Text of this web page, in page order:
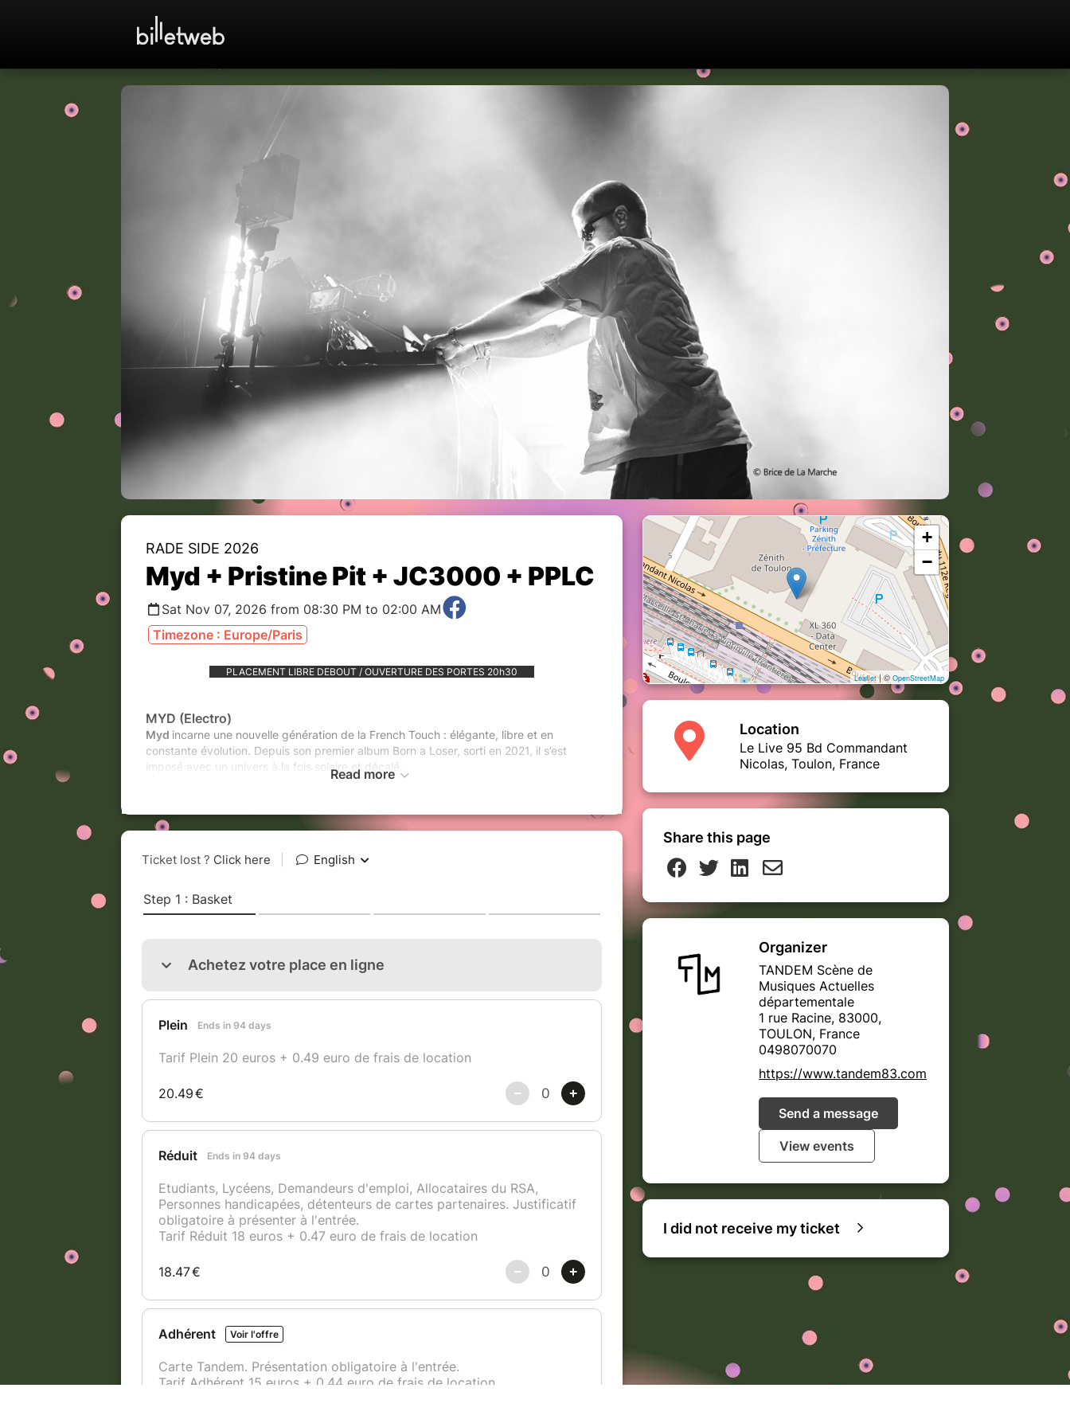
RADE SIDE 2026
Myd + Pristine Pit + JC3000 + PPLC
Sat Nov 07, 2026 from 08:30 PM to 02:00 AM
Timezone : Europe/Paris
PLACEMENT LIBRE DEBOUT / OUVERTURE DES PORTES 20h30
MYD (Electro)
Myd incarne une nouvelle génération de la French Touch : élégante, libre et en
constante évolution. Depuis son premier album Born a Loser, sorti en 2021, il s’est
imposé avec un univers à la fois solaire et décalé.
Mydchange de décor. Plus nocturne et club, le
assumée. Treize titres pensés pour la fête, entre euphorie collective et mélancolie
lumineuse, dans la grande tradition des nuits qui débordent.
PRISTINE PIT
(Since Charles, Akzidance). Faux regards en chiens de faïence derrière leurs machines
(synthétiseurs, séquenceurs, boîtes à rythme, pédales d’effets…), ils revisitent leurs
quelques envolées vocales bien trippées !
Originaire de Toulon, Perrine aka
créé en 2009, elle a commencé comme musicienne dans un univers indie, shoegaze
Comme dans sa programmation pour le MOKO, Perrine se veut libre et non-exclusive
JC3000est DJ et producteur de musique électronique toulonnais. Chaque mois sur les
ondes de Radio-Active, dans son émission « CATACLUB », il partage ses derniers
péchés mignons musicaux.
Ses sets sont influencés par l'hédonisme du disco, le groove contagieux de la house, la
force visionnaire de la techno et le romantisme mélancolique de la new wave. Il aime
surprendre pour créer une ambiance subtile mais toujours dansante.
Read more
+
−
Leaflet| © OpenStreetMap
Location
Le Live 95 Bd Commandant
Nicolas, Toulon, France
Share this page
Organizer
TANDEM Scène de
Musiques Actuelles
départementale
1 rue Racine, 83000,
TOULON, France
0498070070
https://www.tandem83.com
Send a message
View events
I did not receive my ticket